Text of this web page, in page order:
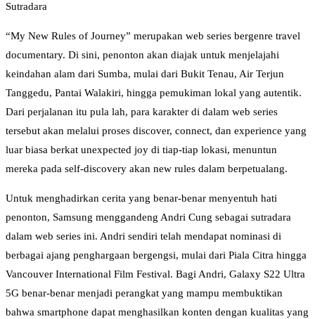
Sutradara
“My New Rules of Journey” merupakan web series bergenre travel
documentary. Di sini, penonton akan diajak untuk menjelajahi
keindahan alam dari Sumba, mulai dari Bukit Tenau, Air Terjun
Tanggedu, Pantai Walakiri, hingga pemukiman lokal yang autentik.
Dari perjalanan itu pula lah, para karakter di dalam web series
tersebut akan melalui proses discover, connect, dan experience yang
luar biasa berkat unexpected joy di tiap-tiap lokasi, menuntun
mereka pada self-discovery akan new rules dalam berpetualang.
Untuk menghadirkan cerita yang benar-benar menyentuh hati
penonton, Samsung menggandeng Andri Cung sebagai sutradara
dalam web series ini. Andri sendiri telah mendapat nominasi di
berbagai ajang penghargaan bergengsi, mulai dari Piala Citra hingga
Vancouver International Film Festival. Bagi Andri, Galaxy S22 Ultra
5G benar-benar menjadi perangkat yang mampu membuktikan
bahwa smartphone dapat menghasilkan konten dengan kualitas yang